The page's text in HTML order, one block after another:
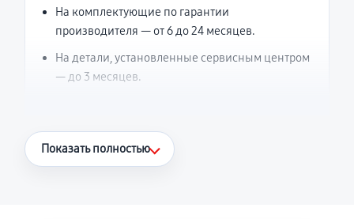
На комплектующие по гарантии
производителя — от 6 до 24 месяцев.
На детали, установленные сервисным центром
— до 3 месяцев.
Что считается гарантийным случаем
Показать полностью